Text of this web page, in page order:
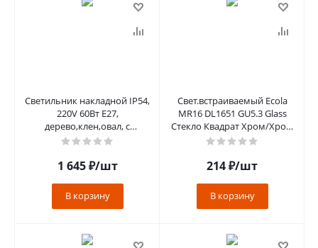
Светильник накладной IP54,
220V 60Вт E27,
дерево,клен,овал, с
решеткой, НБО 04-60-012
1 645₽/шт
В корзину
Свет.встраиваемый Ecola
MR16 DL1651 GU5.3 Glass
Стекло Квадрат Хром/Хром
25x90x90 FC1651EFF
214₽/шт
В корзину